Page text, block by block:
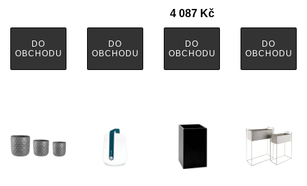
DO
OBCHODU
DO
OBCHODU
4 087 Kč
DO
OBCHODU
DO
OBCHODU